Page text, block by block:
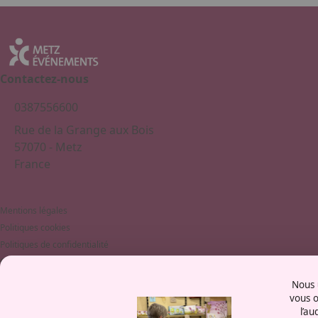
Contactez-nous
0387556600
Rue de la Grange aux Bois
57070 - Metz
France
Mentions légales
Politiques cookies
Politiques de confidentialité
CGU
vous